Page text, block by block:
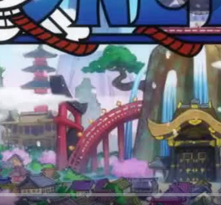
Луффи и его друзей
команде? Данное аниме
на нашем сайте. Также не